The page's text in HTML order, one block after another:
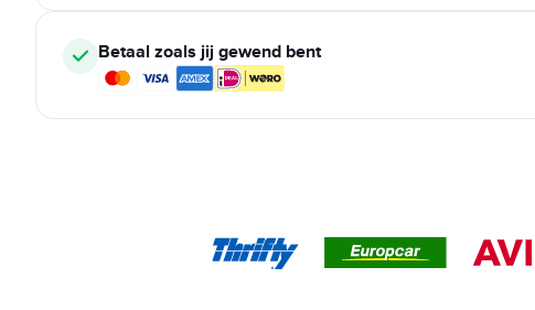
Betaal zoals jij gewend bent